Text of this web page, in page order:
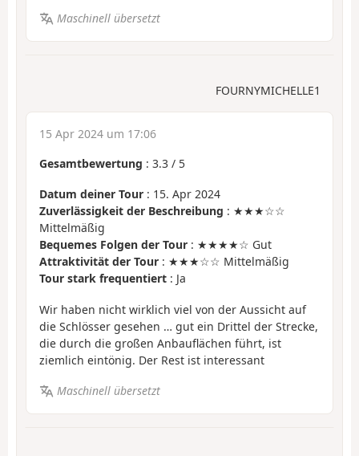
Maschinell übersetzt
FOURNYMICHELLE1
15 Apr 2024 um 17:06
Gesamtbewertung : 3.3 / 5
Datum deiner Tour : 15. Apr 2024
Zuverlässigkeit der Beschreibung : ★★★☆☆
Mittelmäßig
Bequemes Folgen der Tour : ★★★★☆ Gut
Attraktivität der Tour : ★★★☆☆ Mittelmäßig
Tour stark frequentiert : Ja
Wir haben nicht wirklich viel von der Aussicht auf
die Schlösser gesehen … gut ein Drittel der Strecke,
die durch die großen Anbauflächen führt, ist
ziemlich eintönig. Der Rest ist interessant
Maschinell übersetzt